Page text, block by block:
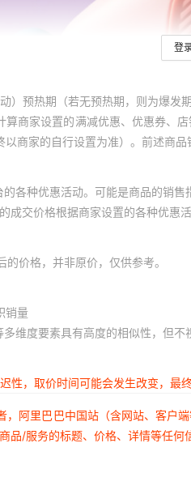
登
）预热期（若无预热期，则为爆
商家设置的满减优惠、优惠券
商家的自行设置为准）。前述商
各种优惠活动。可能是商品的销
交价格根据商家设置的各种优惠
价格，并非原价，仅供参考。
销量
维度要素具有高度的相似性，但不
，取价时间可能会发生改变，最
阿里巴巴中国站（含网站、客
/服务的标题、价格、详情等任